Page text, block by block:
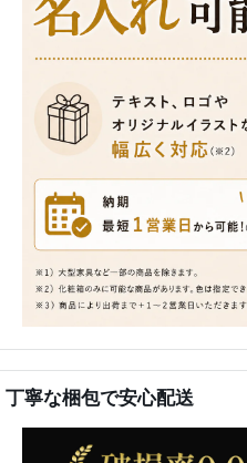
丁寧な梱包で安心配送